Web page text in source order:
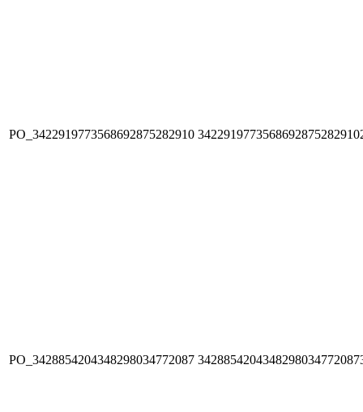
PO_3422919773568692875282910
PO_3428854204348298034772087